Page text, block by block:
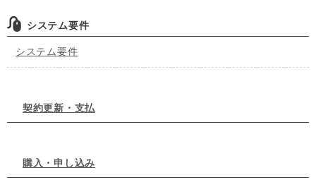
システム要件
システム要件
契約更新・支払
購入・申し込み